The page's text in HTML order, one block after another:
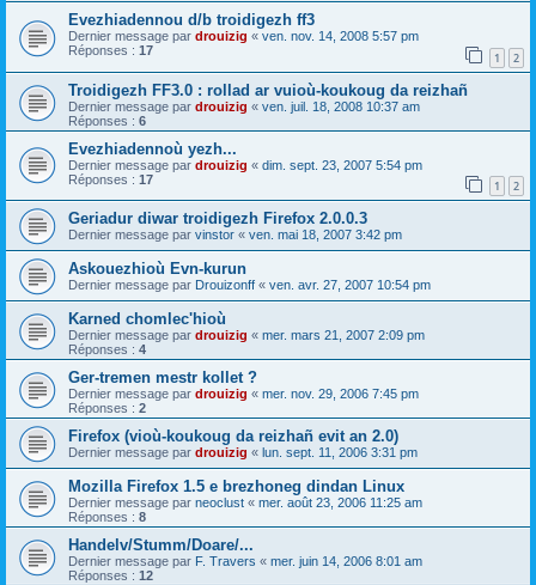
Evezhiadennou d/b troidigezh ff3
Dernier message par drouizig « ven. nov. 14, 2008 5:57 pm
Réponses : 17 1 2
Troidigezh FF3.0 : rollad ar vuioù-koukoug da reizhañ
Dernier message par drouizig « ven. juil. 18, 2008 10:37 am
Réponses : 6
Evezhiadennoù yezh...
Dernier message par drouizig « dim. sept. 23, 2007 5:54 pm
Réponses : 17 1 2
Geriadur diwar troidigezh Firefox 2.0.0.3
Dernier message par vinstor « ven. mai 18, 2007 3:42 pm
Askouezhioù Evn-kurun
Dernier message par Drouizonff « ven. avr. 27, 2007 10:54 pm
Karned chomlec'hioù
Dernier message par drouizig « mer. mars 21, 2007 2:09 pm
Réponses : 4
Ger-tremen mestr kollet ?
Dernier message par drouizig « mer. nov. 29, 2006 7:45 pm
Réponses : 2
Firefox (vioù-koukoug da reizhañ evit an 2.0)
Dernier message par drouizig « lun. sept. 11, 2006 3:31 pm
Mozilla Firefox 1.5 e brezhoneg dindan Linux
Dernier message par neoclust « mer. août 23, 2006 11:25 am
Réponses : 8
Handelv/Stumm/Doare/...
Dernier message par F. Travers « mer. juin 14, 2006 8:01 am
Réponses : 12